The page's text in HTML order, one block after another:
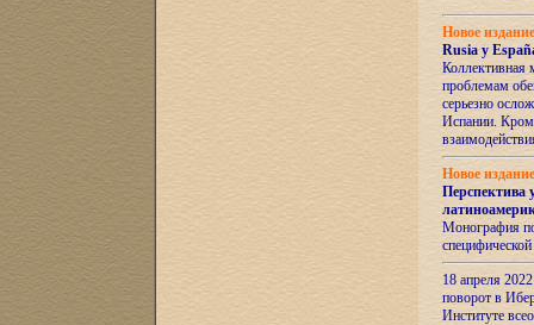
Новое
Rusia y
Коллективная
проблемам
серьезно
Испании.
Новое
Перспектива
Монография
18 апреля
поворот в
Институте